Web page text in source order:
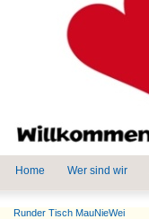
Home Wer sind wir
Runder Tisch MauNieWei